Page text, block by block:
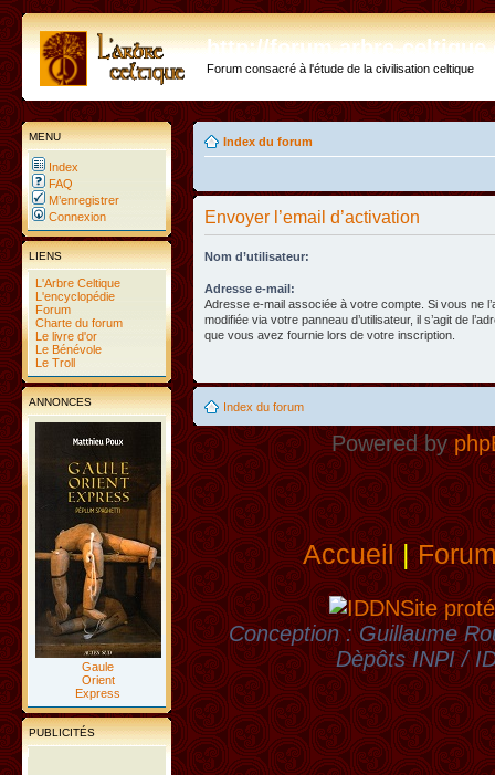
http://forum.arbre-
Forum consacré à l'étude de la civilisation celtique
MENU
Index
FAQ
M’enregistrer
Connexion
LIENS
L'Arbre Celtique
L'encyclopédie
Forum
Charte du forum
Le livre d'or
Le Bénévole
Le Troll
ANNONCES
Gaule
Orient
Express
PUBLICITÉS
Index du forum
Envoyer l’email d’activation
Nom d’utilisateur:
Adresse e-mail:
Adresse e-mail associée à votre compte. Si vous ne
modifiée via votre panneau d’utilisateur, il s’agit de
que vous avez fournie lors de votre inscription.
Index du forum
Powered by
Accueil|
Site
Conception : Guillaume
Dèpôts INPI /